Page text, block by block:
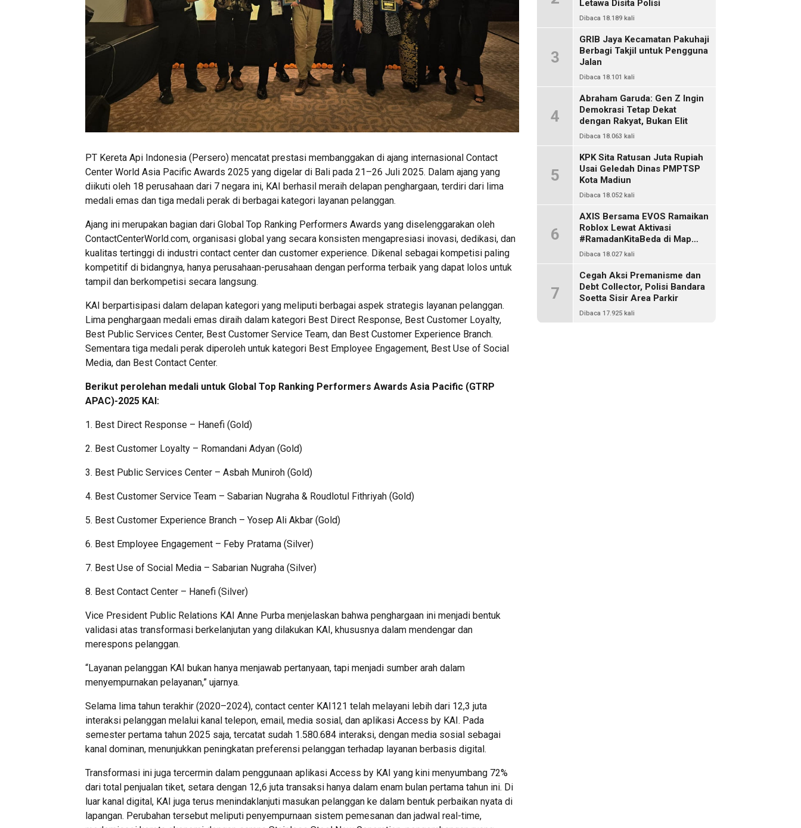
PT Kereta Api Indonesia (Persero) mencatat prestasi membanggakan di ajang internasional Contact
Center World Asia Pacific Awards 2025 yang digelar di Bali pada 21–26 Juli 2025. Dalam ajang yang
diikuti oleh 18 perusahaan dari 7 negara ini, KAI berhasil meraih delapan penghargaan, terdiri dari lima
medali emas dan tiga medali perak di berbagai kategori layanan pelanggan.
Ajang ini merupakan bagian dari Global Top Ranking Performers Awards yang diselenggarakan oleh
ContactCenterWorld.com, organisasi global yang secara konsisten mengapresiasi inovasi, dedikasi, dan
kualitas tertinggi di industri contact center dan customer experience. Dikenal sebagai kompetisi paling
kompetitif di bidangnya, hanya perusahaan-perusahaan dengan performa terbaik yang dapat lolos untuk
tampil dan berkompetisi secara langsung.
KAI berpartisipasi dalam delapan kategori yang meliputi berbagai aspek strategis layanan pelanggan.
Lima penghargaan medali emas diraih dalam kategori Best Direct Response, Best Customer Loyalty,
Best Public Services Center, Best Customer Service Team, dan Best Customer Experience Branch.
Sementara tiga medali perak diperoleh untuk kategori Best Employee Engagement, Best Use of Social
Media, dan Best Contact Center.
Berikut perolehan medali untuk Global Top Ranking Performers Awards Asia Pacific (GTRP
APAC)-2025 KAI:
1. Best Direct Response – Hanefi (Gold)
2. Best Customer Loyalty – Romandani Adyan (Gold)
3. Best Public Services Center – Asbah Muniroh (Gold)
4. Best Customer Service Team – Sabarian Nugraha & Roudlotul Fithriyah (Gold)
5. Best Customer Experience Branch – Yosep Ali Akbar (Gold)
6. Best Employee Engagement – Feby Pratama (Silver)
7. Best Use of Social Media – Sabarian Nugraha (Silver)
8. Best Contact Center – Hanefi (Silver)
Vice President Public Relations KAI Anne Purba menjelaskan bahwa penghargaan ini menjadi bentuk
validasi atas transformasi berkelanjutan yang dilakukan KAI, khususnya dalam mendengar dan
merespons pelanggan.
“Layanan pelanggan KAI bukan hanya menjawab pertanyaan, tapi menjadi sumber arah dalam
menyempurnakan pelayanan,” ujarnya.
Selama lima tahun terakhir (2020–2024), contact center KAI121 telah melayani lebih dari 12,3 juta
interaksi pelanggan melalui kanal telepon, email, media sosial, dan aplikasi Access by KAI. Pada
semester pertama tahun 2025 saja, tercatat sudah 1.580.684 interaksi, dengan media sosial sebagai
kanal dominan, menunjukkan peningkatan preferensi pelanggan terhadap layanan berbasis digital.
Transformasi ini juga tercermin dalam penggunaan aplikasi Access by KAI yang kini menyumbang 72%
dari total penjualan tiket, setara dengan 12,6 juta transaksi hanya dalam enam bulan pertama tahun ini. Di
luar kanal digital, KAI juga terus menindaklanjuti masukan pelanggan ke dalam bentuk perbaikan nyata di
lapangan. Perubahan tersebut meliputi penyempurnaan sistem pemesanan dan jadwal real-time,
Letawa Disita Polisi
Dibaca 18.189 kali
3
GRIB Jaya Kecamatan Pakuhaji
Berbagi Takjil untuk Pengguna
Jalan
Dibaca 18.101 kali
4
Abraham Garuda: Gen Z Ingin
Demokrasi Tetap Dekat
dengan Rakyat, Bukan Elit
Dibaca 18.063 kali
5
KPK Sita Ratusan Juta Rupiah
Usai Geledah Dinas PMPTSP
Kota Madiun
Dibaca 18.052 kali
6
AXIS Bersama EVOS Ramaikan
Roblox Lewat Aktivasi
#RamadanKitaBeda di Map
Indo Chat
Dibaca 18.027 kali
7
Cegah Aksi Premanisme dan
Debt Collector, Polisi Bandara
Soetta Sisir Area Parkir
Dibaca 17.925 kali